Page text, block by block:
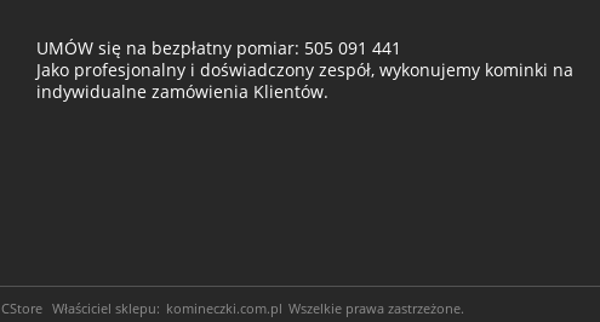
UMÓW się na bezpłatny pomiar: 505 091 441
Jako profesjonalny i doświadczony zespół, wykonujemy kominki na
indywidualne zamówienia Klientów.
CStore Właściciel sklepu: komineczki.com.pl Wszelkie prawa zastrzeżone.